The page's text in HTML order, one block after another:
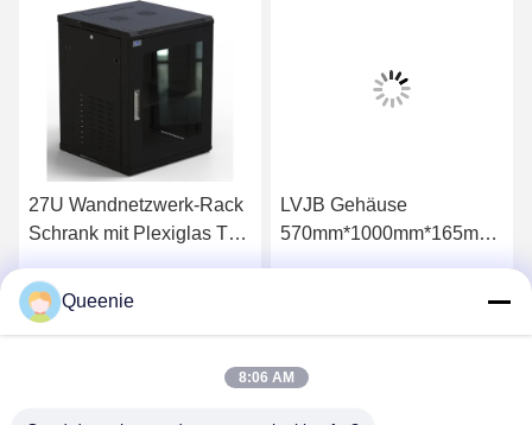
27U Wandnetzwerk-Rack
Schrank mit Plexiglas Tür
Erhalten Sie besten Preis
LVJB Gehäuse
570mm*1000mm*165mm
Queenie
8:06 AM